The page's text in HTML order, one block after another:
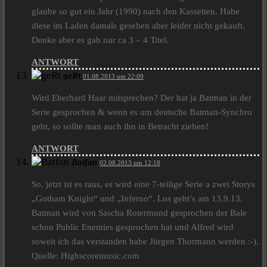
glaube so gut ein Jahr (1990) nach den Kassetten. Habe
diese im Laden damals gesehen aber leider nicht gekauft.
Denke aber es gab nur ca 3 – 4 Titel.
ANTWORT
geRt 01.08.2013 um 22:09
Wird Eberhard Haar mitsprechen? Der hat ja Batman in der
Serie gesprochen & wenn es um deutsche Batman-Synchro
geht, so sollte man auch ihn in Betracht ziehen!
ANTWORT
Batfan 02.08.2013 um 12:18
So, jetzt ist es raus, es wird eine 7-teilige Serie a zwei Storys
„Gotham Knight“ und „Inferno“. Los geht’s am 13.9.13.
Batman wird von Sascha Rotermund gesprochen der Bale
schon Public Enemies gesprochen hat und Alfred wird
soweit ich das verstanden habe Jürgen Thormann werden :-).
Quelle: Highscoremusic.com